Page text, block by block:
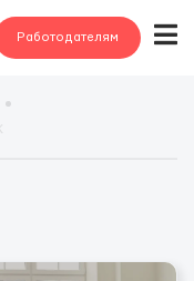
Работодателям